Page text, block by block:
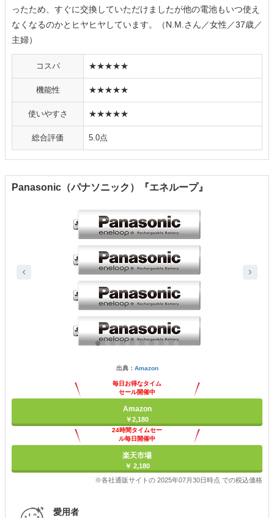
ったため、すぐに交換していただけましたが他の電池もいつ使え
なくなるのかとヒヤヒヤしています。（N.M.さん／女性／37歳／
主婦）
コスパ ★★★★★
機能性 ★★★★★
使いやすさ ★★★★★
総合評価 5.0点
Panasonic（パナソニック）『エネループ』
出典： Amazon
毎日お得なタイム
セール開催中
Amazon
￥2,180
24時間タイムセー
ル毎日開催中
楽天市場
￥ 2,180
※各社通販サイトの 2025年07月30日時点 での税込価格
愛用者